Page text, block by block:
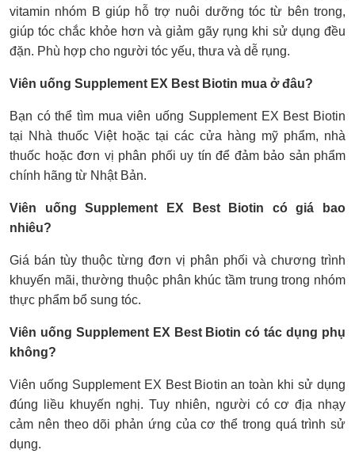
vitamin nhóm B giúp hỗ trợ nuôi dưỡng tóc từ bên trong,
giúp tóc chắc khỏe hơn và giảm gãy rụng khi sử dụng đều
đặn. Phù hợp cho người tóc yếu, thưa và dễ rụng.
Viên uống Supplement EX Best Biotin mua ở đâu?
Bạn có thể tìm mua viên uống Supplement EX Best Biotin
tại Nhà thuốc Việt hoặc tại các cửa hàng mỹ phẩm, nhà
thuốc hoặc đơn vị phân phối uy tín để đảm bảo sản phẩm
chính hãng từ Nhật Bản.
Viên uống Supplement EX Best Biotin có giá bao
nhiêu?
Giá bán tùy thuộc từng đơn vị phân phối và chương trình
khuyến mãi, thường thuộc phân khúc tầm trung trong nhóm
thực phẩm bổ sung tóc.
Viên uống Supplement EX Best Biotin có tác dụng phụ
không?
Viên uống Supplement EX Best Biotin an toàn khi sử dụng
đúng liều khuyến nghị. Tuy nhiên, người có cơ địa nhạy
cảm nên theo dõi phản ứng của cơ thể trong quá trình sử
dụng.